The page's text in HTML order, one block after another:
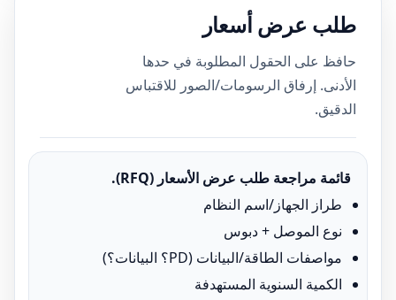
طلب عرض أسعار
حافظ على الحقول المطلوبة في حدها
الأدنى. إرفاق الرسومات/الصور للاقتباس
الدقيق.
قائمة مراجعة طلب عرض الأسعار (RFQ).
طراز الجهاز/اسم النظام
نوع الموصل + دبوس
مواصفات الطاقة/البيانات (PD؟ البيانات؟)
الكمية السنوية المستهدفة